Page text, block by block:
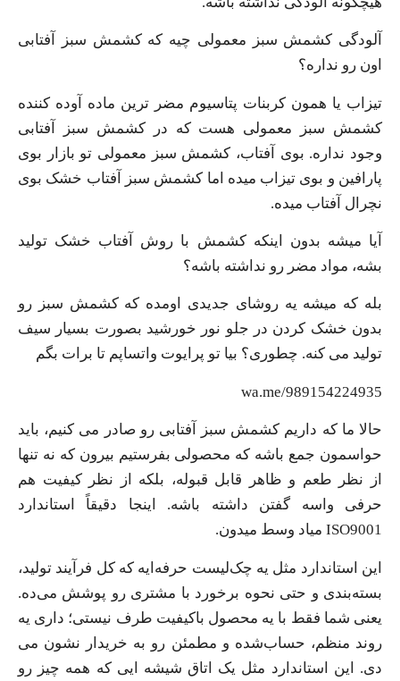
آلودگی کشمش سبز معمولی چیه که کشمش سبز آفتابی
اون رو نداره؟
تیزاب یا همون کربنات پتاسیوم مضر ترین ماده آوده کننده
کشمش سبز معمولی هست که در کشمش سبز آفتابی
وجود نداره. بوی آفتاب، کشمش سبز معمولی تو بازار بوی
پارافین و بوی تیزاب میده اما کشمش سبز آفتاب خشک بوی
نچرال آفتاب میده.
آیا میشه بدون اینکه کشمش با روش آفتاب خشک تولید
بشه، مواد مضر رو نداشته باشه؟
بله که میشه یه روشای جدیدی اومده که کشمش سبز رو
بدون خشک کردن در جلو نور خورشید بصورت بسیار سیف
تولید می کنه. چطوری؟ بیا تو پرایوت واتساپم تا برات بگم
wa.me/989154224935
حالا ما که داریم کشمش سبز آفتابی رو صادر می‌ کنیم، باید
حواسمون جمع باشه که محصولی بفرستیم بیرون که نه تنها
از نظر طعم و ظاهر قابل قبوله، بلکه از نظر کیفیت هم
حرفی واسه گفتن داشته باشه. اینجا دقیقاً استاندارد
ISO9001 میاد وسط میدون.
این استاندارد مثل یه چک‌لیست حرفه‌ایه که کل فرآیند تولید،
بسته‌بندی و حتی نحوه برخورد با مشتری رو پوشش می‌ده.
یعنی شما فقط با یه محصول باکیفیت طرف نیستی؛ داری یه
روند منظم، حساب‌شده و مطمئن رو به خریدار نشون می
‌دی. این استاندارد مثل یک اتاق شیشه ایی که همه چیز رو